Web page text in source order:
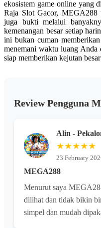
ekosistem game online yang
Raja Slot Gacor, MEGA288
juga bukti melalui
kemenangan besar setiap
ini bukan cuman
menemani waktu luang Anda
siap memberikan kejutan
Review Pengguna
Alin -
★★★★★
23 February
MEGA288
Menurut saya
dilihat dan tidak bikin
simpel dan mudah